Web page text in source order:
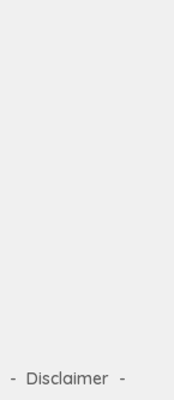
Disclaimer